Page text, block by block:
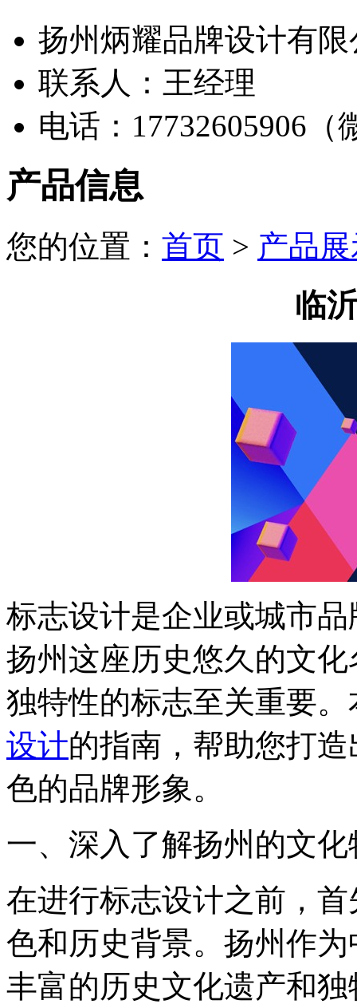
扬州炳耀品牌设计有限
联系人：王经理
电话：17732605906（
产品信息
您的位置： 首页 > 产品
临
标志设计是企业或城市
扬州这座历史悠久的文
独特性的标志至关重要
设计的指南，帮助您打
色的品牌形象。
一、深入了解扬州的文
在进行标志设计之前，
色和历史背景。扬州作
丰富的历史文化遗产和